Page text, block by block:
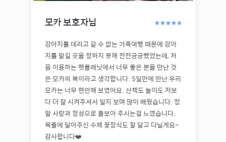
모카 보호자님
강아지를 데리고 갈 수 없는 가족여행 때문에 강아
지를 맡길 곳을 정하지 못해 전전긍긍했었는데, 처
음 이용하는 펫플래닛에서 너무 좋은 분을 만난 것
은 모카의 복이라고 생각합니다. 5일만에 만난 우리
모카는 너무 편안해 보였어요. 산책도 놀이도 저보
다 더 잘 시켜주셔서 일지 보며 많이 배웠습니다. 정
말 사랑과 정성으로 돌보아 주시는걸 느꼈습니다.
목줄에 달아주신 수제 꽃장식도 잘 달고 다닐게요~
감사합니다❤️